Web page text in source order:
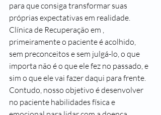
para que consiga transformar suas
próprias expectativas em realidade.
Clínica de Recuperação em ,
primeiramente o paciente é acolhido,
sem preconceitos e sem julgá-lo, o que
importa não é o que ele fez no passado, e
sim o que ele vai fazer daqui para frente.
Contudo, nosso objetivo é desenvolver
no paciente habilidades física e